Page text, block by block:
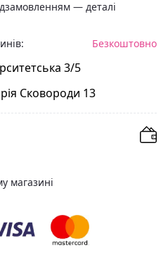
— деталі
Безкоштовно
3/5
Сковороди 13
магазині